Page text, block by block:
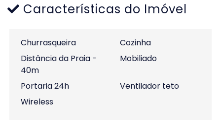
Características do Imóvel
Churrasqueira
Cozinha
Distância da Praia -
40m
Mobiliado
Portaria 24h
Ventilador teto
Wireless